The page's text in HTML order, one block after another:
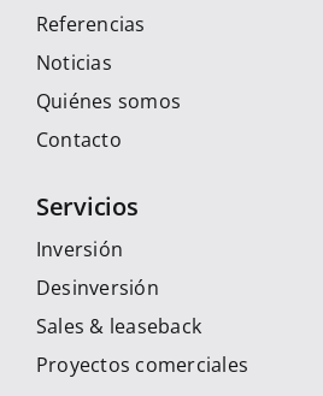
Referencias
Noticias
Quiénes somos
Contacto
Servicios
Inversión
Desinversión
Sales & leaseback
Proyectos comerciales